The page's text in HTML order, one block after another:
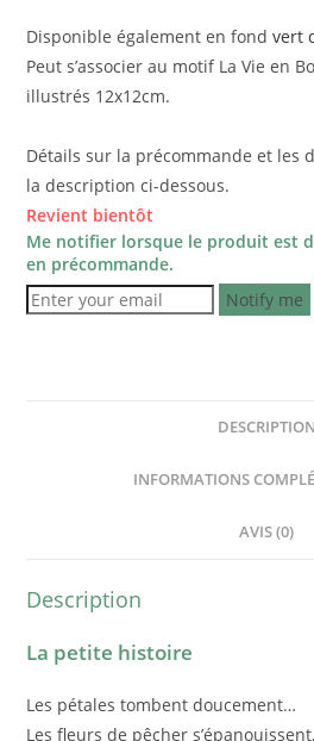
Disponible également en fondvert
Peut s’associer au motif La Vie en
illustrés 12x12cm.
Détails sur la précommande et les
la description ci-dessous.
Revient bientôt
Me notifier lorsque le produit est
en précommande.
Notify me
DESCRIPTION
INFORMATIONS
AVIS (0)
Description
La petite histoire
Les pétales tombent doucement…
Les fleurs de pêcher